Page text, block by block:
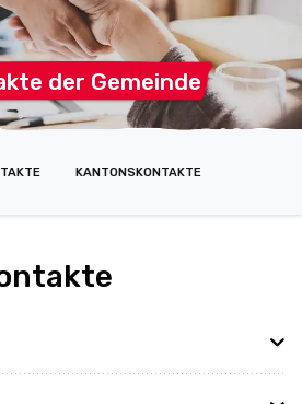
der Gemeinde
KANTONSKONTAKTE